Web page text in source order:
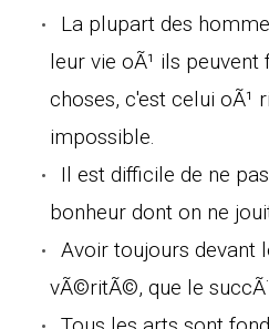
La plupart des
leur vie oÃ¹ ils peuvent
choses, c'est celui oÃ¹
impossible.
Il est difficile de ne
bonheur dont on ne
Avoir toujours devant
vÃ©ritÃ©, que le